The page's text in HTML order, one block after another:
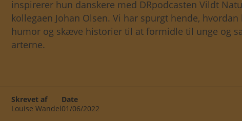
inspirerer hun danskere med DR­podcasten Vildt
kollegaen Johan Olsen. Vi har spurgt hende,
humor og skæve historier til at formidle til unge og
arterne.
Skrevet af
Louise Wandel
Date
01/06/2022